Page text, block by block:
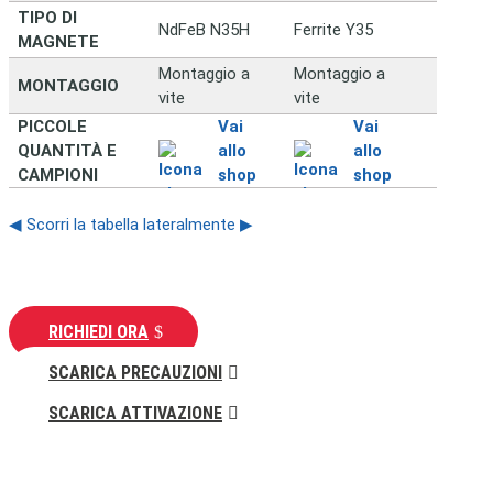
TIPO DI
MAGNETE
NdFeB N35H Ferrite Y35
MONTAGGIO
Montaggio a
vite
Montaggio a
vite
PICCOLE
QUANTITÀ E
CAMPIONI
Vai
allo
shop
Vai
allo
shop
◀ Scorri la tabella lateralmente ▶
RICHIEDI ORA
SCARICA PRECAUZIONI
SCARICA ATTIVAZIONE